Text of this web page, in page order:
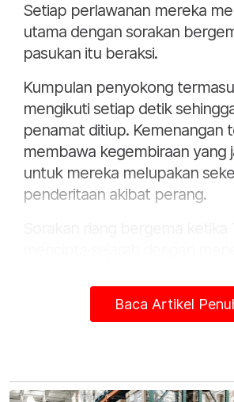
Setiap perlawanan mereka
utama dengan sorakan
pasukan itu beraksi.
Kumpulan penyokong
mengikuti setiap detik
penamat ditiup. Kemenangan
membawa kegembiraan yang
untuk mereka melupakan
penderitaan akibat perang.
Media turut merakam detik-
apabila bendera kebangsaan
kawasan perlindungan
Keadaan itu menyerlahkan
Baca Artikel